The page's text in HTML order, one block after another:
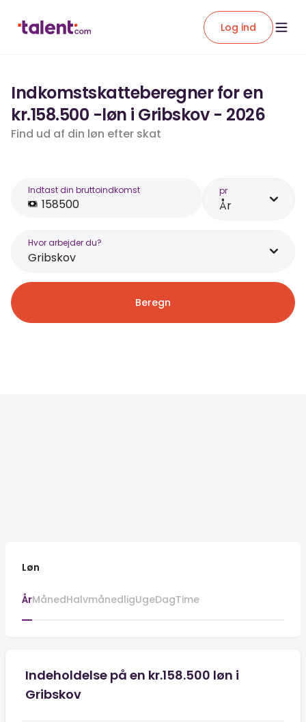
Log ind
Indkomstskatteberegner for en
kr.158.500 -løn i Gribskov - 2026
Find ud af din løn efter skat
Indtast din bruttoindkomst pr
År
Hvor arbejder du?
Gribskov
Beregn
Løn
ÅrMånedHalvmånedligUgeDagTime
Indeholdelse på en kr.158.500 løn i
Gribskov